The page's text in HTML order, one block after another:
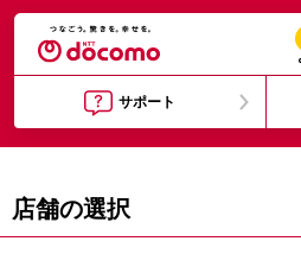
サポート
店舗の選択